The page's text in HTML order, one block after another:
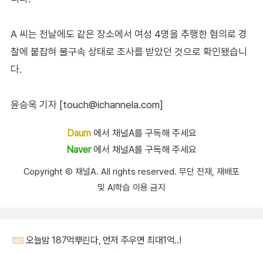
A 씨는 전날에도 같은 장소에서 여성 4명을 추행한 혐의로 경
찰에 붙잡혀 불구속 상태로 조사를 받았던 것으로 확인됐습니
다.
윤승옥 기자 [touch@ichannela.com]
Daum에서 채널A를 구독해 주세요
Naver에서 채널A를 구독해 주세요
Copyright Ⓒ 채널A. All rights reserved. 무단 전재, 재배포
및 AI학습 이용 금지